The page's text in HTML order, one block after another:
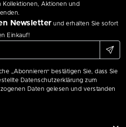
Kollektionen, Aktionen und
Newsletter und erhalten Sie sofort
Einkauf!
„Abonnieren“ bestätigen Sie, dass Sie
Datenschutzerklärung zum
Daten gelesen und verstanden